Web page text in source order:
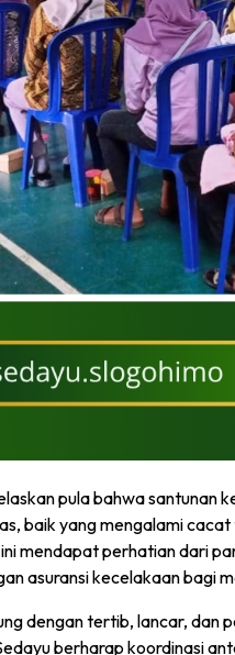
pula bahwa santunan
baik yang mengalami
mendapat perhatian dari
asuransi kecelakaan bagi
dengan tertib, lancar, dan
berharap koordinasi